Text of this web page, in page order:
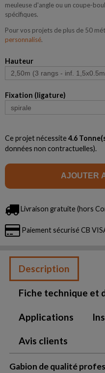
meuleuse d'angle ou un coupe-
spécifiques.
Pour vos projets de plus de 50
personnalisé.
Hauteur
Fixation (ligature)
Ce projet nécessite4.6
données non contractuelles).
AJOUTER
Livraison gratuite (hors
Paiement sécurisé CB
Description
Fiche technique et
Applications
Avis clients
Gabion de qualité